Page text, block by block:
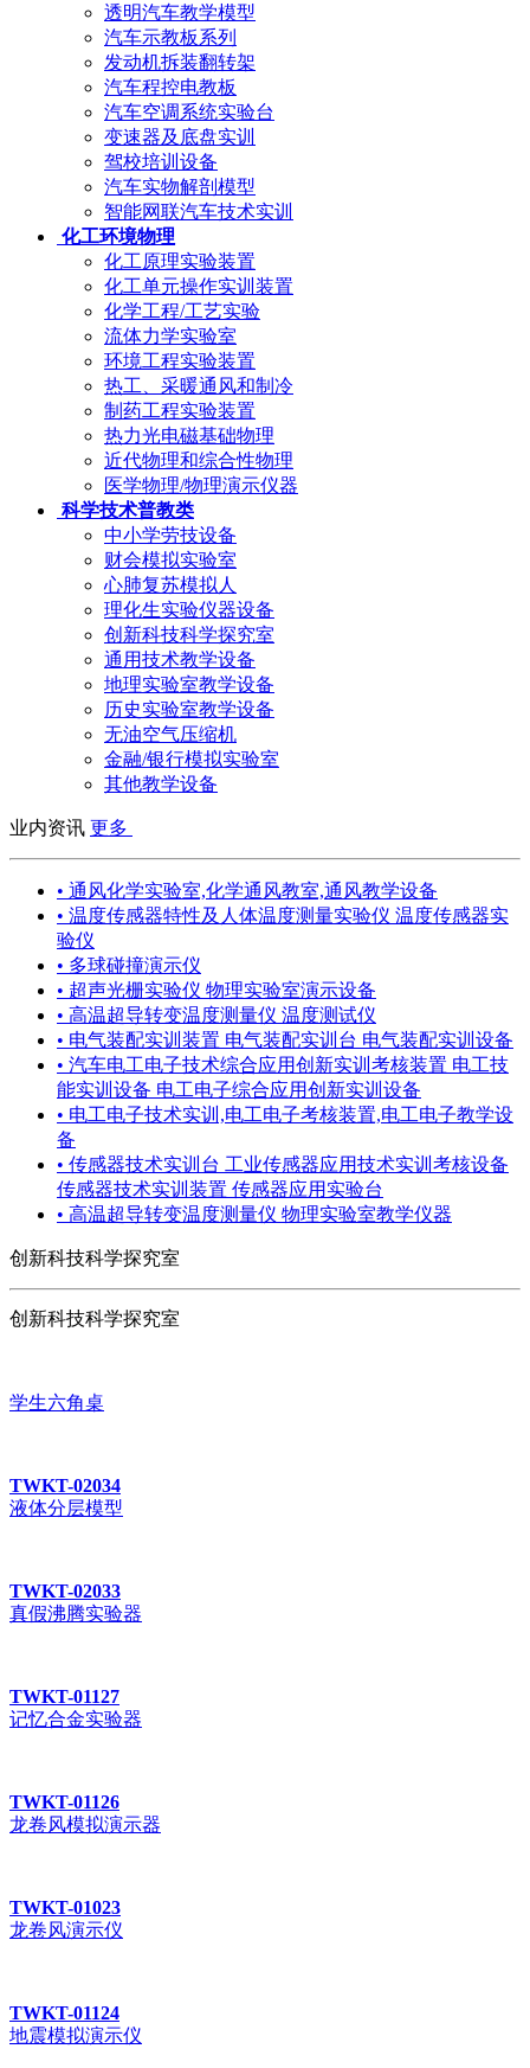
透明汽车教学模型
汽车示教板系列
发动机拆装翻转架
汽车程控电教板
汽车空调系统实验台
变速器及底盘实训
驾校培训设备
汽车实物解剖模型
智能网联汽车技术实训
化工环境物理
化工原理实验装置
化工单元操作实训装置
化学工程/工艺实验
流体力学实验室
环境工程实验装置
热工、采暖通风和制冷
制药工程实验装置
热力光电磁基础物理
近代物理和综合性物理
医学物理/物理演示仪器
科学技术普教类
中小学劳技设备
财会模拟实验室
心肺复苏模拟人
理化生实验仪器设备
创新科技科学探究室
通用技术教学设备
地理实验室教学设备
历史实验室教学设备
无油空气压缩机
金融/银行模拟实验室
其他教学设备
业内资讯 更多
• 通风化学实验室,化学通风教室,通风教学设备
• 温度传感器特性及人体温度测量实验仪 温度传感器实
验仪
• 多球碰撞演示仪
• 超声光栅实验仪 物理实验室演示设备
• 高温超导转变温度测量仪 温度测试仪
• 电气装配实训装置 电气装配实训台 电气装配实训设备
• 汽车电工电子技术综合应用创新实训考核装置 电工技
能实训设备 电工电子综合应用创新实训设备
• 电工电子技术实训,电工电子考核装置,电工电子教学设
备
• 传感器技术实训台 工业传感器应用技术实训考核设备
传感器技术实训装置 传感器应用实验台
• 高温超导转变温度测量仪 物理实验室教学仪器
创新科技科学探究室
创新科技科学探究室
学生六角桌
TWKT-02034
液体分层模型
TWKT-02033
真假沸腾实验器
TWKT-01127
记忆合金实验器
TWKT-01126
龙卷风模拟演示器
TWKT-01023
龙卷风演示仪
TWKT-01124
地震模拟演示仪